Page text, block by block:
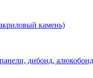
камень)
дибонд,